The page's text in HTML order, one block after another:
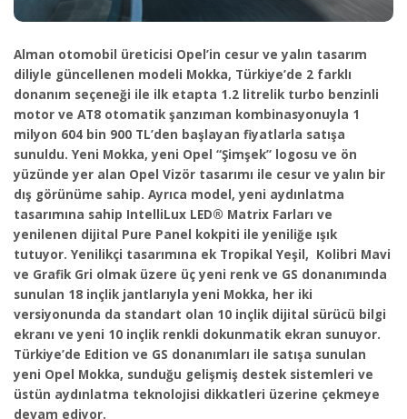
Alman otomobil üreticisi Opel’in cesur ve yalın tasarım
diliyle güncellenen modeli Mokka, Türkiye’de 2 farklı
donanım seçeneği ile ilk etapta 1.2 litrelik turbo benzinli
motor ve AT8 otomatik şanzıman kombinasyonuyla 1
milyon 604 bin 900 TL’den başlayan fiyatlarla satışa
sunuldu. Yeni Mokka, yeni Opel “Şimşek” logosu ve ön
yüzünde yer alan Opel Vizör tasarımı ile cesur ve yalın bir
dış görünüme sahip. Ayrıca model, yeni aydınlatma
tasarımına sahip IntelliLux LED® Matrix Farları ve
yenilenen dijital Pure Panel kokpiti ile yeniliğe ışık
tutuyor. Yenilikçi tasarımına ek Tropikal Yeşil, Kolibri Mavi
ve Grafik Gri olmak üzere üç yeni renk ve GS donanımında
sunulan 18 inçlik jantlarıyla yeni Mokka, her iki
versiyonunda da standart olan 10 inçlik dijital sürücü bilgi
ekranı ve yeni 10 inçlik renkli dokunmatik ekran sunuyor.
Türkiye’de Edition ve GS donanımları ile satışa sunulan
yeni Opel Mokka, sunduğu gelişmiş destek sistemleri ve
üstün aydınlatma teknolojisi dikkatleri üzerine çekmeye
devam ediyor.